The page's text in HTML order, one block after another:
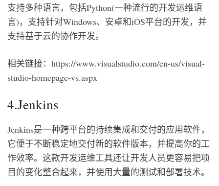
支持多种语言，包括Python(一种流行的开发运维语
言)，支持针对Windows、安卓和iOS平台的开发，并
支持基于云的协作开发。
相关链接：https://www.visualstudio.com/en-us/visual-
studio-homepage-vs.aspx
4.Jenkins
Jenkins是一种跨平台的持续集成和交付的应用软件，
它便于不断稳定地交付新的软件版本，并提高你的工
作效率。这款开发运维工具还让开发人员更容易把项
目的变化整合起来，并使用大量的测试和部署技术。